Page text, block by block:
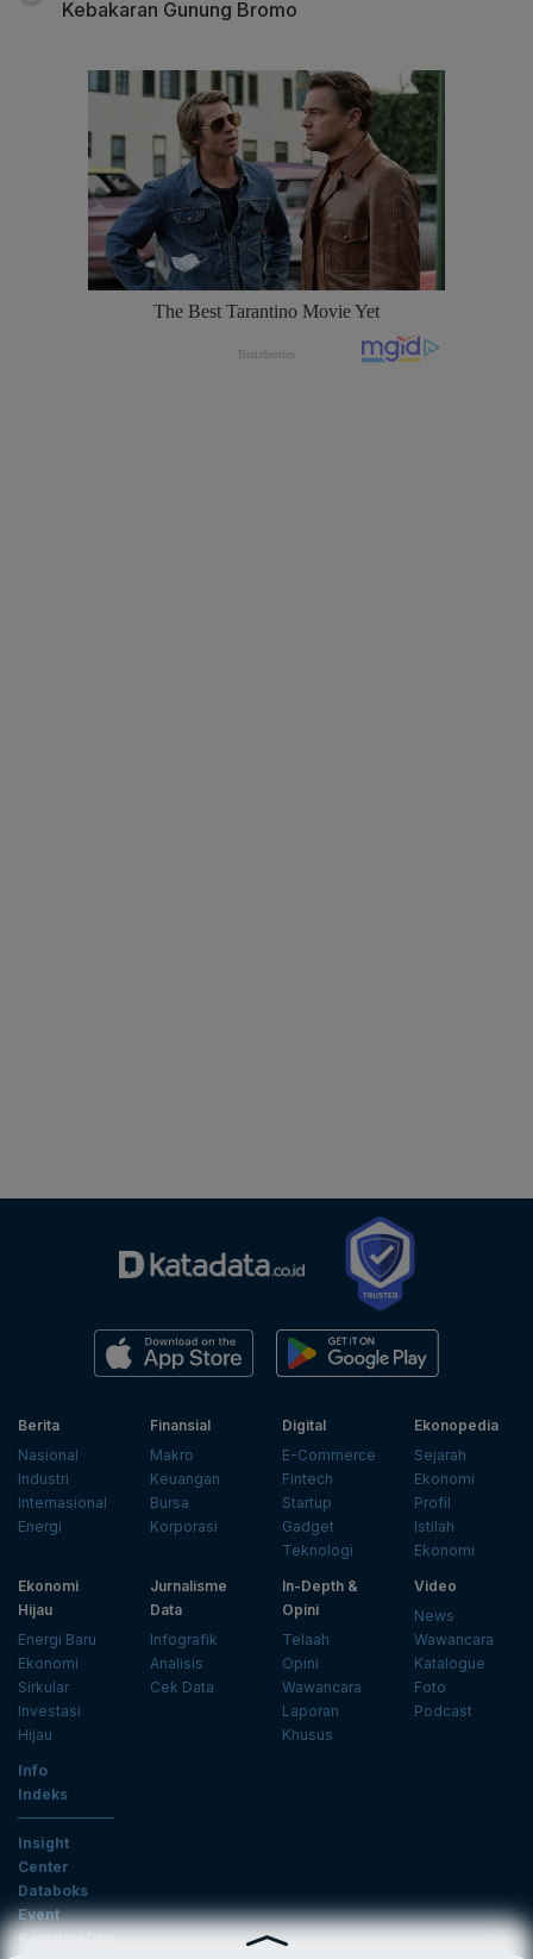
Kebakaran Gunung Bromo
Berita
Nasional
Industri
Internasional
Energi
Finansial
Makro
Keuangan
Bursa
Korporasi
Digital
E-Commerce
Fintech
Startup
Gadget
Teknologi
Ekonopedia
Sejarah
Ekonomi
Profil
Istilah
Ekonomi
Ekonomi
Hijau
Energi Baru
Ekonomi
Sirkular
Investasi
Hijau
Jurnalisme
Data
Infografik
Analisis
Cek Data
In-Depth &
Opini
Telaah
Opini
Wawancara
Laporan
Khusus
Video
News
Wawancara
Katalogue
Foto
Podcast
Info
Indeks
Insight
Center
Databoks
Event
KatadataOto